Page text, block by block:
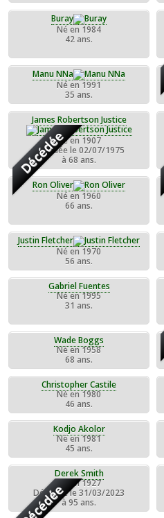
Buray
Né en 1984
42 ans.
Manu NNa
Né en 1991
35 ans.
James Robertson Justice
DécédéeNé en 1907
Décédée le 02/07/1975
à 68 ans.
Ron Oliver
Né en 1960
66 ans.
Justin Fletcher
Né en 1970
56 ans.
Gabriel Fuentes
Né en 1995
31 ans.
Wade Boggs
Né en 1958
68 ans.
Christopher Castile
Né en 1980
46 ans.
Kodjo Akolor
Né en 1981
45 ans.
Derek Smith
DécédéeNé en 1927
Décédée le 31/03/2023
à 95 ans.